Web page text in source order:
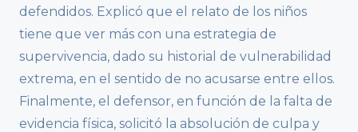
defendidos. Explicó que el relato de los niños
tiene que ver más con una estrategia de
supervivencia, dado su historial de vulnerabilidad
extrema, en el sentido de no acusarse entre ellos.
Finalmente, el defensor, en función de la falta de
evidencia física, solicitó la absolución de culpa y